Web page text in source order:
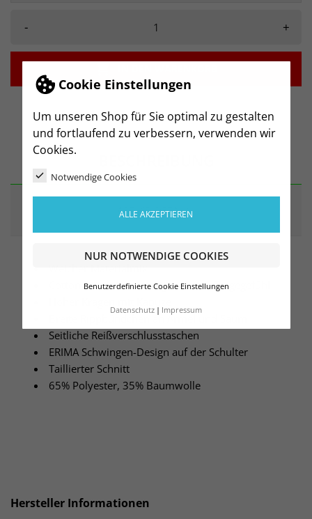
Cookie Einstellungen
Um unseren Shop für Sie optimal zu gestalten
und fortlaufend zu verbessern, verwenden wir
Cookies.
Notwendige Cookies
ALLE AKZEPTIEREN
NUR NOTWENDIGE COOKIES
Benutzerdefinierte Cookie Einstellungen
Datenschutz Impressum
- +
ARTIKELDETAILS
Cotton Touch für ein angenehmes Tragegefühl
Breite Rippbündchen an Ärmel und Saum
Seitliche Reißverschlusstaschen
ERIMA Schwingen-Design auf der Schulter
Taillierter Schnitt
65% Polyester, 35% Baumwolle
Hersteller Informationen